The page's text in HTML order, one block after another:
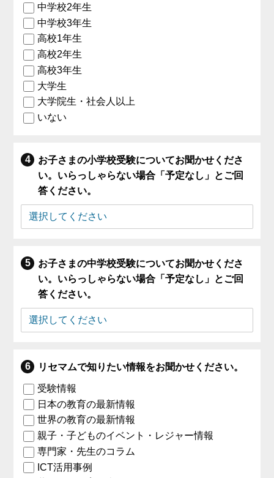
中学校2年生
中学校3年生
高校1年生
高校2年生
高校3年生
大学生
大学院生・社会人以上
いない
お子さまの小学校受験についてお聞かせくださ
い。いらっしゃらない場合「予定なし」とご回
答ください。
お子さまの中学校受験についてお聞かせくださ
い。いらっしゃらない場合「予定なし」とご回
答ください。
リセマムで知りたい情報をお聞かせください。
受験情報
日本の教育の最新情報
世界の教育の最新情報
親子・子どものイベント・レジャー情報
専門家・先生のコラム
ICT活用事例